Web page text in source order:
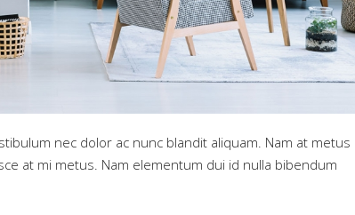
nec dolor ac nunc blandit aliquam. Nam at metus
at mi metus. Nam elementum dui id nulla bibendum